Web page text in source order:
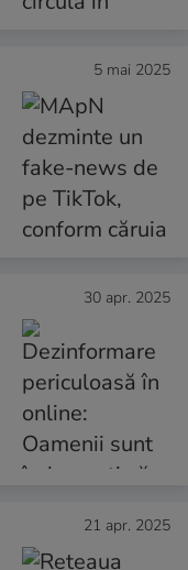
5 mai 2025
30 apr. 2025
21 apr. 2025